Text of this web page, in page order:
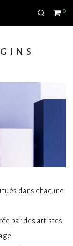
0
dans chacune
par des artistes